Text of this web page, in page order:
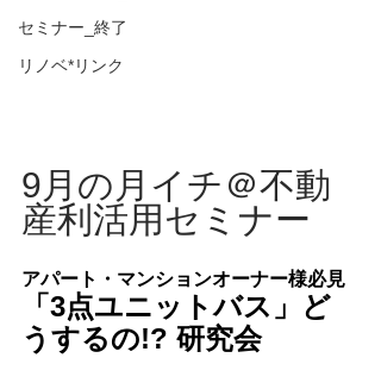
セミナー_終了
リノベ*リンク
9月の月イチ＠不動
産利活用セミナー
アパート・マンションオーナー様必見
「3点ユニットバス」ど
うするの!? 研究会